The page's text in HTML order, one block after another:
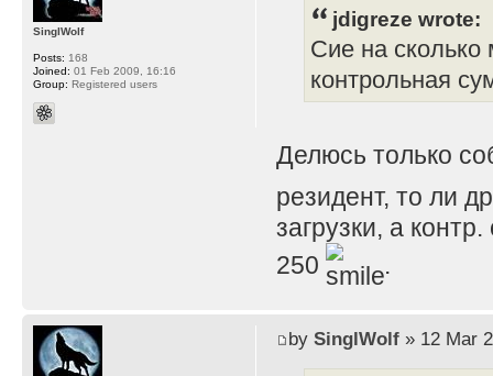
jdigreze wrote:
Сие на сколько
контрольная
Делюсь только
резидент, то ли
загрузки, а
250
.
SinglWolf
Posts: 168
Joined: 01 Feb 2009, 16:16
Group: Registered users
by SinglWolf» 12 Mar